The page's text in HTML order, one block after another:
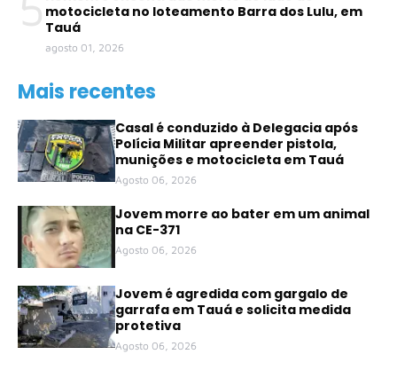
motocicleta no loteamento Barra dos Lulu, em
Tauá
agosto 01, 2026
Mais recentes
Casal é conduzido à Delegacia após
Polícia Militar apreender pistola,
munições e motocicleta em Tauá
Agosto 06, 2026
Jovem morre ao bater em um animal
na CE-371
Agosto 06, 2026
Jovem é agredida com gargalo de
garrafa em Tauá e solicita medida
protetiva
Agosto 06, 2026